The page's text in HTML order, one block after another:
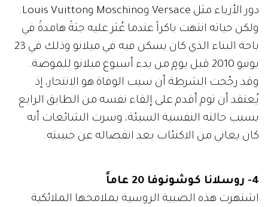
دور الأزياء مثل Versace وMoschino وLouis Vuitton.
ولكن حياته انتهت باكراً عندما عُثر عليه جثةً هامدةً في
باحة البناء الذي كان يسكن فيه في ميلانو وذلك في 23
يونيو 2010 قبل يومٍ من بدء أسبوع ميلانو للموضة.
وقد رجّحت الشرطة أن سبب الوفاة هو الانتحار، إذ
يُعتقد أن توم أقدم على إلقاء نفسه من الطابق الرابع
بسبب حالته النفسية السيئة، وسرت الشائعات أنه
كان يعاني من الاكتئاب بعد انفصاله عن حبيبته.
4- روسلانا كوشونوفا 20 عاماً
اشتهرت هذه الصبية الروسية بملامحها الملائكية